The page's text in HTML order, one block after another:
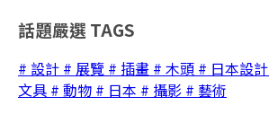
話題嚴選 TAGS
# 設計 # 展覽 # 插畫 # 木頭 # 日本設計
文具 # 動物 # 日本 # 攝影 # 藝術